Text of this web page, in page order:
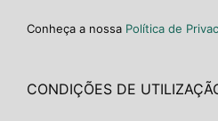
Conheça a nossa Política de
CONDIÇÕES DE